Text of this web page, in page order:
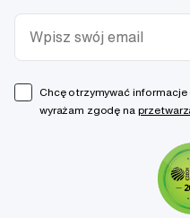
Chcę otrzymywać
wyrażam zgodę na